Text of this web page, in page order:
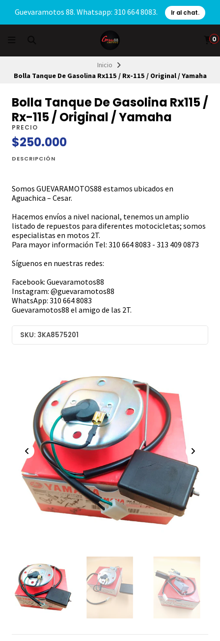
Guevaramotos 88. Whatsapp: 310 664 8083. Ir al chat.
0
Inicio
Bolla Tanque De Gasolina Rx115 / Rx-115 / Original / Yamaha
Bolla Tanque De Gasolina Rx115 /
Rx-115 / Original / Yamaha
PRECIO
$250.000
DESCRIPCIÓN
Somos GUEVARAMOTOS88 estamos ubicados en
Aguachica – Cesar.
Hacemos envíos a nivel nacional, tenemos un amplio
listado de repuestos para diferentes motocicletas; somos
especialistas en motos 2T.
Para mayor información Tel: 310 664 8083 - 313 409 0873
Síguenos en nuestras redes:
Facebook: Guevaramotos88
Instagram: @guevaramotos88
WhatsApp: 310 664 8083
Guevaramotos88 el amigo de las 2T.
SKU: 3KA8575201